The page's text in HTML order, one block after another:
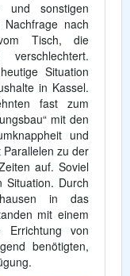
sonstigen
nach
Tisch, die
Situation
in Kassel.
fast zum
mit den
und
zu der
auf. Soviel
Durch
in das
mit einem
von
benötigten,